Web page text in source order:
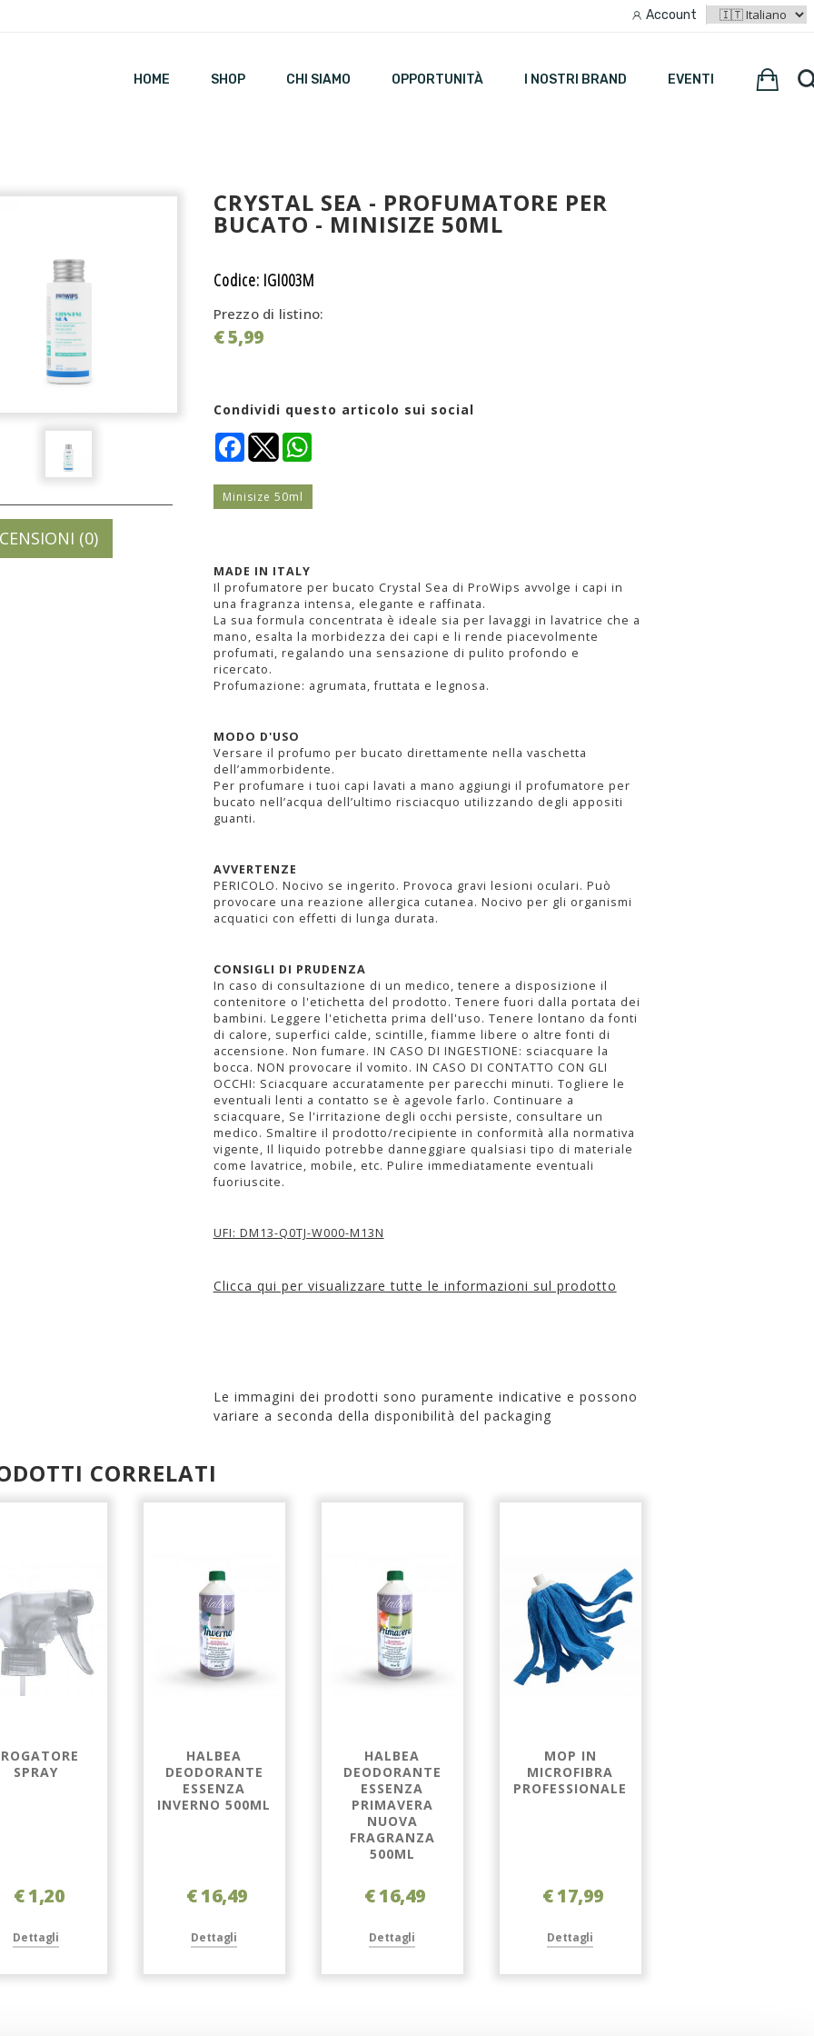
Account
HOME SHOP CHI SIAMO OPPORTUNITÀ I NOSTRI BRAND EVENTI
(0)
CRYSTAL SEA - PROFUMATORE PER
BUCATO - MINISIZE 50ML
Codice: IGI003M
Prezzo di listino:
€ 5,99
Condividi questo articolo sui social
FacebookWhatsApp
Minisize 50ml
MADE IN ITALY
Il profumatore per bucato Crystal Sea di ProWips avvolge i capi in
una fragranza intensa, elegante e raffinata.
La sua formula concentrata è ideale sia per lavaggi in lavatrice che a
mano, esalta la morbidezza dei capi e li rende piacevolmente
profumati, regalando una sensazione di pulito profondo e
ricercato.
Profumazione: agrumata, fruttata e legnosa.
MODO D'USO
Versare il profumo per bucato direttamente nella vaschetta
dell’ammorbidente.
Per profumare i tuoi capi lavati a mano aggiungi il profumatore per
bucato nell’acqua dell’ultimo risciacquo utilizzando degli appositi
guanti.
AVVERTENZE
PERICOLO. Nocivo se ingerito. Provoca gravi lesioni oculari. Può
provocare una reazione allergica cutanea. Nocivo per gli organismi
acquatici con effetti di lunga durata.
CONSIGLI DI PRUDENZA
In caso di consultazione di un medico, tenere a disposizione il
contenitore o l'etichetta del prodotto. Tenere fuori dalla portata dei
bambini. Leggere l'etichetta prima dell'uso. Tenere lontano da fonti
di calore, superfici calde, scintille, fiamme libere o altre fonti di
accensione. Non fumare. IN CASO DI INGESTIONE: sciacquare la
bocca. NON provocare il vomito. IN CASO DI CONTATTO CON GLI
OCCHI: Sciacquare accuratamente per parecchi minuti. Togliere le
eventuali lenti a contatto se è agevole farlo. Continuare a
sciacquare, Se l'irritazione degli occhi persiste, consultare un
medico. Smaltire il prodotto/recipiente in conformità alla normativa
vigente, Il liquido potrebbe danneggiare qualsiasi tipo di materiale
come lavatrice, mobile, etc. Pulire immediatamente eventuali
fuoriuscite.
UFI: DM13-Q0TJ-W000-M13N
Clicca qui per visualizzare tutte le informazioni sul prodotto
Le immagini dei prodotti sono puramente indicative e possono
variare a seconda della disponibilità del packaging
CORRELATI
SPRAY
€ 1,20
Dettagli
HALBEA
DEODORANTE
ESSENZA
INVERNO 500ML
€ 16,49
Dettagli
HALBEA
DEODORANTE
ESSENZA
PRIMAVERA
NUOVA
FRAGRANZA
500ML
€ 16,49
Dettagli
MOP IN
MICROFIBRA
PROFESSIONALE
€ 17,99
Dettagli